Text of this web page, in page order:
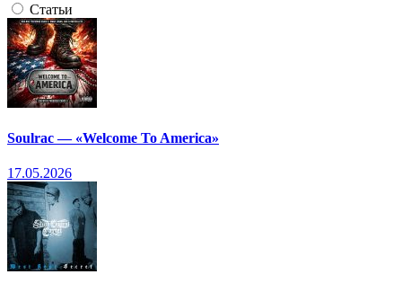
Статьи
Soulrac — «Welcome To America»
17.05.2026